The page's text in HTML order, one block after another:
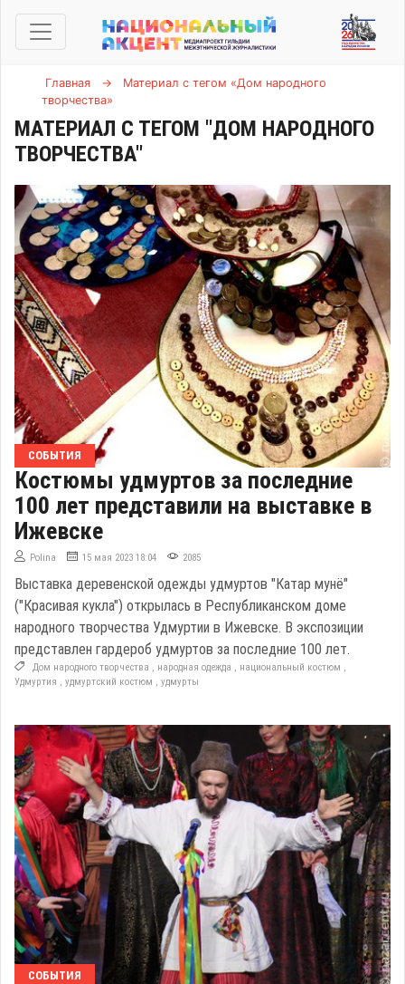
Главная →
Материал с тегом «Дом народного
творчества»
МАТЕРИАЛ С ТЕГОМ "ДОМ НАРОДНОГО
ТВОРЧЕСТВА"
СОБЫТИЯ
Костюмы удмуртов за последние
100 лет представили на выставке в
Ижевске
Polina 15 мая 2023 18:04 2085
Выставка деревенской одежды удмуртов "Катар мунё"
("Красивая кукла") открылась в Республиканском доме
народного творчества Удмуртии в Ижевске. В экспозиции
представлен гардероб удмуртов за последние 100 лет.
Дом народного творчества , народная одежда , национальный костюм ,
Удмуртия , удмуртский костюм , удмурты
СОБЫТИЯ